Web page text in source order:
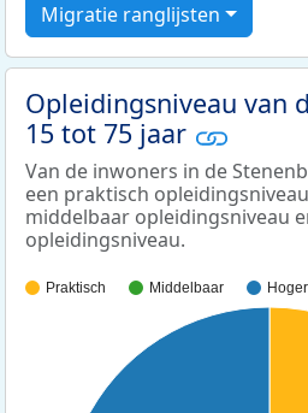
Migratie ranglijsten
Opleidingsniveau van
15 tot 75 jaar
Van de inwoners in de
een praktisch
middelbaar opleidingsniveau
opleidingsniveau.
Praktisch Middelbaar Hoger